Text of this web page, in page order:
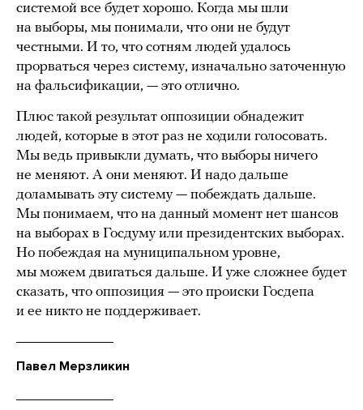
системой все будет хорошо. Когда мы шли
на выборы, мы понимали, что они не будут
честными. И то, что сотням людей удалось
прорваться через систему, изначально заточенную
на фальсификации, — это отлично.
Плюс такой результат оппозиции обнадежит
людей, которые в этот раз не ходили голосовать.
Мы ведь привыкли думать, что выборы ничего
не меняют. А они меняют. И надо дальше
доламывать эту систему — побеждать дальше.
Мы понимаем, что на данный момент нет шансов
на выборах в Госдуму или президентских выборах.
Но побеждая на муниципальном уровне,
мы можем двигаться дальше. И уже сложнее будет
сказать, что оппозиция — это происки Госдепа
и ее никто не поддерживает.
Павел Мерзликин